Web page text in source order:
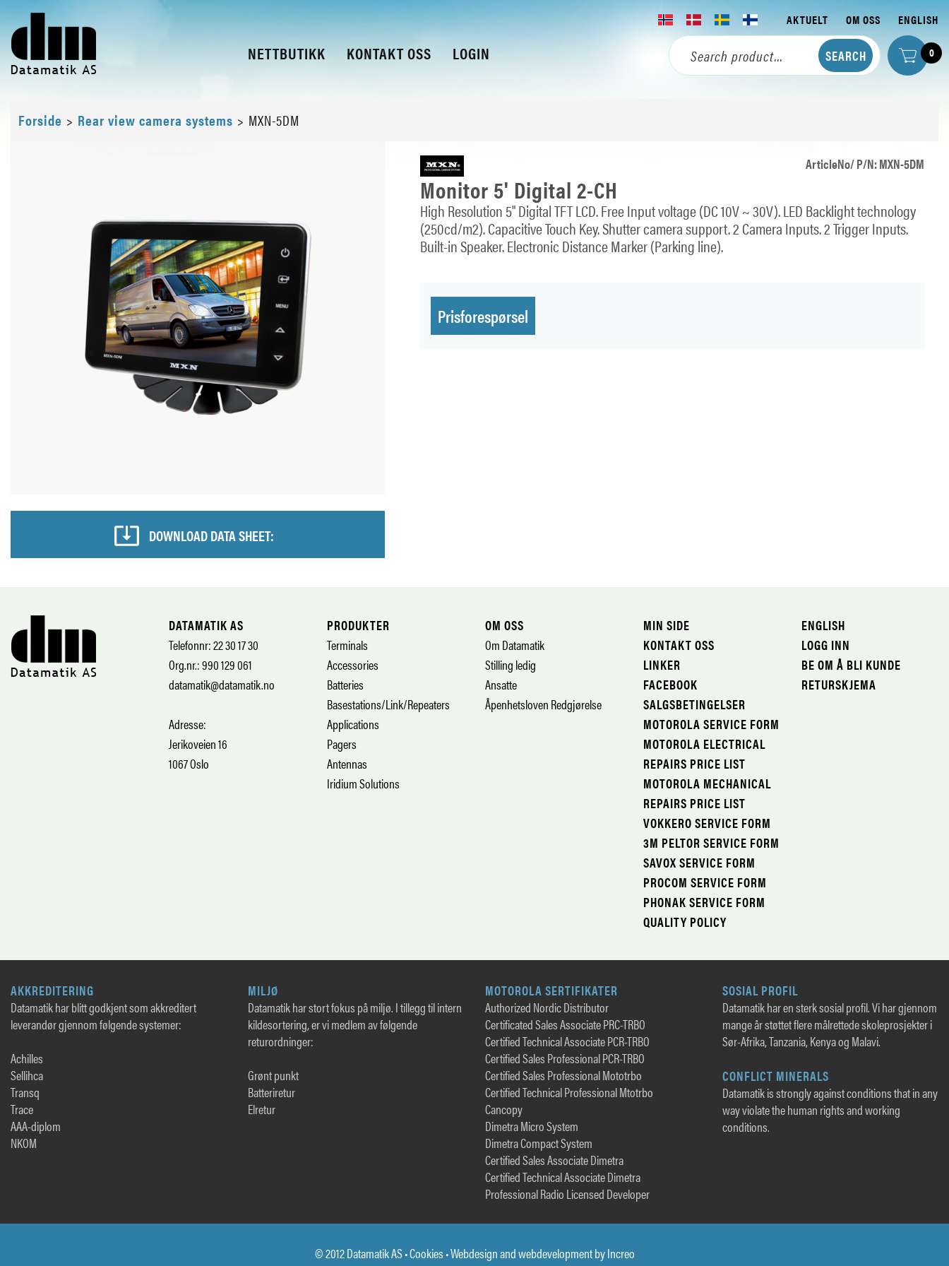
NETTBUTIKK KONTAKT OSS LOGIN
AKTUELT OM OSS ENGLISH
0
Forside > Rear view camera systems > MXN-5DM
DOWNLOAD DATA SHEET:
ArticleNo/ P/N: MXN-5DM
Monitor 5' Digital 2-CH
High Resolution 5" Digital TFT LCD. Free Input voltage (DC 10V ~ 30V). LED Backlight technology
(250cd/m2). Capacitive Touch Key. Shutter camera support. 2 Camera Inputs. 2 Trigger Inputs.
Built-in Speaker. Electronic Distance Marker (Parking line).
Prisforespørsel
DATAMATIK AS
Telefonnr: 22 30 17 30
Org.nr.: 990 129 061
datamatik@datamatik.no
Adresse:
Jerikoveien 16
1067 Oslo
PRODUKTER
Terminals
Accessories
Batteries
Basestations/Link/Repeaters
Applications
Pagers
Antennas
Iridium Solutions
OM OSS
Om Datamatik
Stilling ledig
Ansatte
Åpenhetsloven Redgjørelse
MIN SIDE
KONTAKT OSS
LINKER
FACEBOOK
SALGSBETINGELSER
MOTOROLA SERVICE FORM
MOTOROLA ELECTRICAL
REPAIRS PRICE LIST
MOTOROLA MECHANICAL
REPAIRS PRICE LIST
VOKKERO SERVICE FORM
3M PELTOR SERVICE FORM
SAVOX SERVICE FORM
PROCOM SERVICE FORM
PHONAK SERVICE FORM
QUALITY POLICY
ENGLISH
LOGG INN
BE OM Å BLI KUNDE
RETURSKJEMA
AKKREDITERING
Datamatik har blitt godkjent som akkreditert
leverandør gjennom følgende systemer:
Achilles
Sellihca
Transq
Trace
AAA-diplom
NKOM
MILJØ
Datamatik har stort fokus på miljø. I tillegg til intern
kildesortering, er vi medlem av følgende
returordninger:
Grønt punkt
Batteriretur
Elretur
MOTOROLA SERTIFIKATER
Authorized Nordic Distributor
Certificated Sales Associate PRC-TRBO
Certified Technical Associate PCR-TRBO
Certified Sales Professional PCR-TRBO
Certified Sales Professional Mototrbo
Certified Technical Professional Mtotrbo
Cancopy
Dimetra Micro System
Dimetra Compact System
Certified Sales Associate Dimetra
Certified Technical Associate Dimetra
Professional Radio Licensed Developer
SOSIAL PROFIL
Datamatik har en sterk sosial profil. Vi har gjennom
mange år støttet flere målrettede skoleprosjekter i
Sør-Afrika, Tanzania, Kenya og Malavi.
CONFLICT MINERALS
Datamatik is strongly against conditions that in any
way violate the human rights and working
conditions.
© 2012 Datamatik AS •Cookies • Webdesign and webdevelopment byIncreo